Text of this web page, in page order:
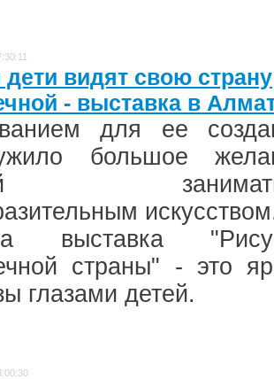
видят свою страну
- выставка в
для ее
большое
выставка
страны" - это
глазами детей.